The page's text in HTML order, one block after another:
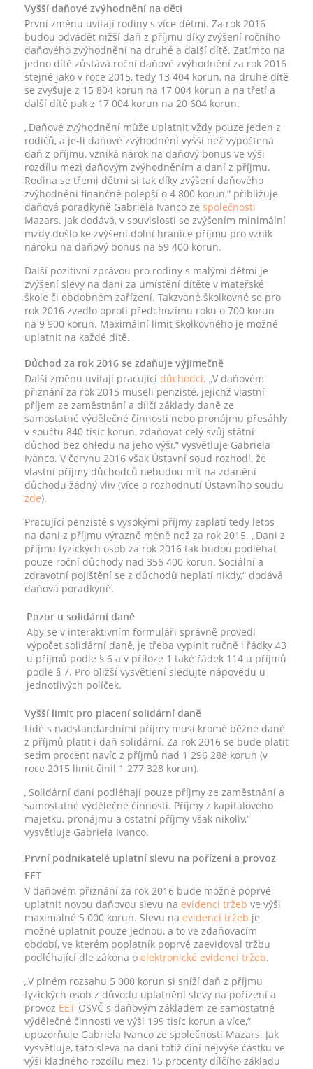
Vyšší daňové zvýhodnění na děti
První změnu uvítají rodiny s více dětmi. Za rok 2016
budou odvádět nižší daň z příjmu díky zvýšení ročního
daňového zvýhodnění na druhé a další dítě. Zatímco na
jedno dítě zůstává roční daňové zvýhodnění za rok 2016
stejné jako v roce 2015, tedy 13 404 korun, na druhé dítě
se zvyšuje z 15 804 korun na 17 004 korun a na třetí a
další dítě pak z 17 004 korun na 20 604 korun.
„Daňové zvýhodnění může uplatnit vždy pouze jeden z
rodičů, a je-li daňové zvýhodnění vyšší než vypočtená
daň z příjmu, vzniká nárok na daňový bonus ve výši
rozdílu mezi daňovým zvýhodněním a daní z příjmu.
Rodina se třemi dětmi si tak díky zvýšení daňového
zvýhodnění finančně polepší o 4 800 korun,“ přibližuje
daňová poradkyně Gabriela Ivanco ze společnosti
Mazars. Jak dodává, v souvislosti se zvýšením minimální
mzdy došlo ke zvýšení dolní hranice příjmu pro vznik
nároku na daňový bonus na 59 400 korun.
Další pozitivní zprávou pro rodiny s malými dětmi je
zvýšení slevy na dani za umístění dítěte v mateřské
škole či obdobném zařízení. Takzvané školkovné se pro
rok 2016 zvedlo oproti předchozímu roku o 700 korun
na 9 900 korun. Maximální limit školkovného je možné
uplatnit na každé dítě.
Důchod za rok 2016 se zdaňuje výjimečně
Další změnu uvítají pracující důchodci. „V daňovém
přiznání za rok 2015 museli penzisté, jejichž vlastní
příjem ze zaměstnání a dílčí základy daně ze
samostatné výdělečné činnosti nebo pronájmu přesáhly
v součtu 840 tisíc korun, zdaňovat celý svůj státní
důchod bez ohledu na jeho výši,“ vysvětluje Gabriela
Ivanco. V červnu 2016 však Ústavní soud rozhodl, že
vlastní příjmy důchodců nebudou mít na zdanění
důchodu žádný vliv (více o rozhodnutí Ústavního soudu
zde).
Pracující penzisté s vysokými příjmy zaplatí tedy letos
na dani z příjmu výrazně méně než za rok 2015. „Dani z
příjmu fyzických osob za rok 2016 tak budou podléhat
pouze roční důchody nad 356 400 korun. Sociální a
zdravotní pojištění se z důchodů neplatí nikdy,“ dodává
daňová poradkyně.
Pozor u solidární daně
Aby se v interaktivním formuláři správně provedl
výpočet solidární daně, je třeba vyplnit ručně i řádky 43
u příjmů podle § 6 a v příloze 1 také řádek 114 u příjmů
podle § 7. Pro bližší vysvětlení sledujte nápovědu u
jednotlivých políček.
Vyšší limit pro placení solidární daně
Lidé s nadstandardními příjmy musí kromě běžné daně
z příjmů platit i daň solidární. Za rok 2016 se bude platit
sedm procent navíc z příjmů nad 1 296 288 korun (v
roce 2015 limit činil 1 277 328 korun).
„Solidární dani podléhají pouze příjmy ze zaměstnání a
samostatné výdělečné činnosti. Příjmy z kapitálového
majetku, pronájmu a ostatní příjmy však nikoliv,“
vysvětluje Gabriela Ivanco.
První podnikatelé uplatní slevu na pořízení a provoz
EET
V daňovém přiznání za rok 2016 bude možné poprvé
uplatnit novou daňovou slevu na evidenci tržeb ve výši
maximálně 5 000 korun. Slevu na evidenci tržeb je
možné uplatnit pouze jednou, a to ve zdaňovacím
období, ve kterém poplatník poprvé zaevidoval tržbu
podléhající dle zákona o elektronické evidenci tržeb.
„V plném rozsahu 5 000 korun si sníží daň z příjmu
fyzických osob z důvodu uplatnění slevy na pořízení a
provoz EET OSVČ s daňovým základem ze samostatné
výdělečné činnosti ve výši 199 tisíc korun a více,“
upozorňuje Gabriela Ivanco ze společnosti Mazars. Jak
vysvětluje, tato sleva na dani totiž činí nejvýše částku ve
výši kladného rozdílu mezi 15 procenty dílčího základu